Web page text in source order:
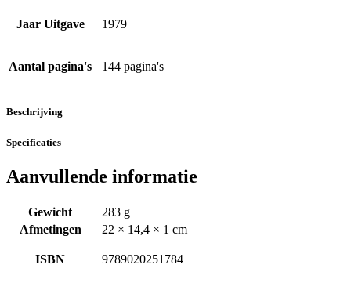
Jaar Uitgave 1979
Aantal pagina's 144 pagina's
Beschrijving
Specificaties
Aanvullende informatie
Gewicht
283 g
Afmetingen
22 × 14,4 × 1 cm
ISBN 9789020251784